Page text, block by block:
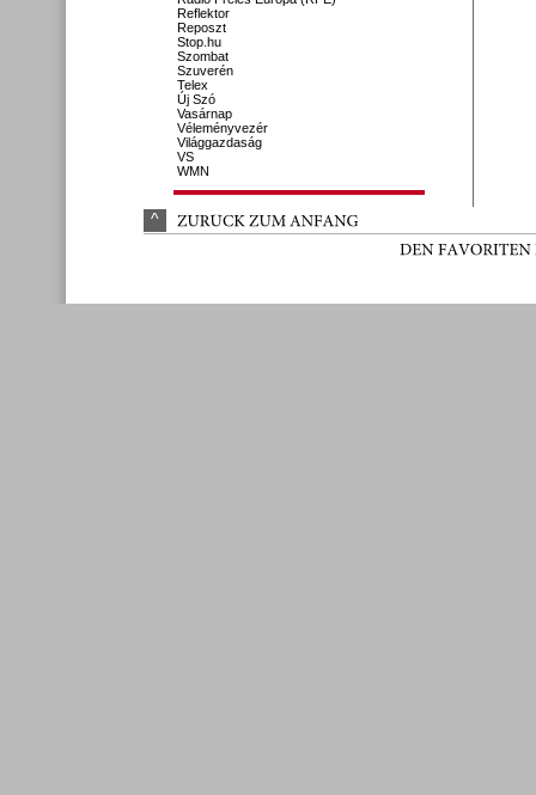
Reflektor
Reposzt
Stop.hu
Szombat
Szuverén
Telex
Új Szó
Vasárnap
Véleményvezér
Világgazdaság
VS
WMN
^ ZURÜCK ZUM ANFANG
DEN FAVORITEN